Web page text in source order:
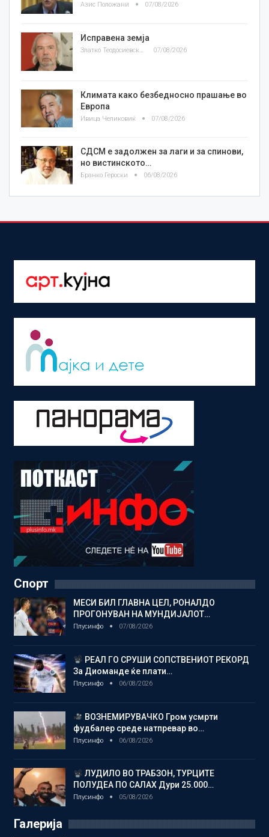
Азис Положани 07/08/2026
Исправена земја
Златко Теодосиевски 07/08/2026
Климата како безбедносно прашање во
Европа
Ивица Челиковиќ 07/08/2026
СДСМ е задолжен за лаги и за спинови,
но вистинското…
Бранко Героски 06/08/2026
Спорт
МЕСИ БИЛ ГЛАВНА ЦЕЛ, РОНАЛДО
ПРОГОНУВАН НА МУНДИЈАЛОТ…
Плусинфо 07/08/2026
РЕАЛ ГО СРУШИ СОПСТВЕНИОТ РЕКОРД
За Диоманде ќе плати…
Плусинфо 06/08/2026
ВОЗНЕМИРУВАЧКО Гром усмрти
фудбалер среде натпревар во…
Плусинфо 06/08/2026
ЛУДИЛО ВО ТРАБЗОН, ТУРЦИТЕ
ПОЛУДЕА ПО САЛАХ Дури 25.000…
Плусинфо 05/08/2026
Галерија